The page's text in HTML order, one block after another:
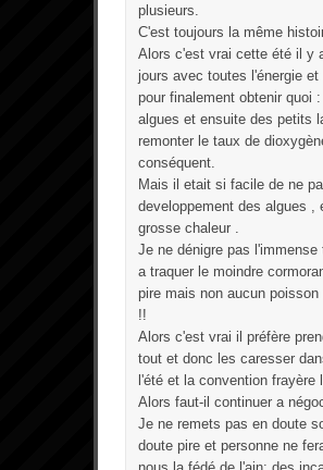
plusieurs.
C'est toujours la même
Alors c'est vrai cette été il y
jours avec toutes l'énergie
pour finalement obtenir quoi
algues et ensuite des petits
remonter le taux de
conséquent.
Mais il etait si facile de ne
developpement des algues ,
grosse chaleur .
Je ne dénigre pas
a traquer le moindre
pire mais non aucun
!!
Alors c'est vrai il préfère
tout et donc les caresser
l'été et la convention frayère
Alors faut-il continuer a
Je ne remets pas en doute
doute pire et personne ne